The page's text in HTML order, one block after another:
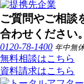
ご質問やご相談
合わせください。
0120-78-1400 年中無
無料相談はこちら
資料請求はこちら